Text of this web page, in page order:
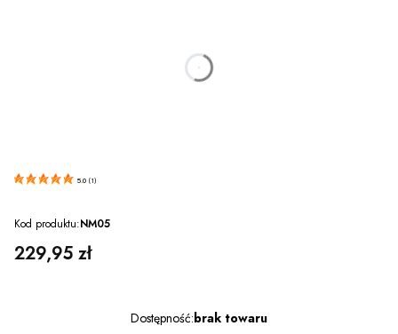
5.0 (1 )
Kod produktu:NM05
Cena
229,95 zł
Dostępność:brak towaru